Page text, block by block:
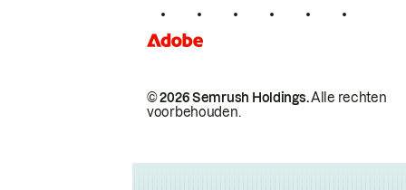
© 2026 Semrush Holdings.Alle rechten
voorbehouden.